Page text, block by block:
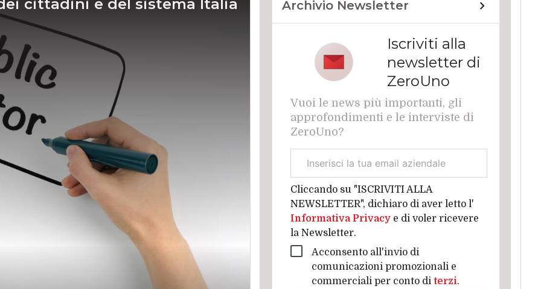
cittadini e del sistema Italia Archivio Newsletter
Iscriviti alla
newsletter di
ZeroUno
Vuoi le news più importanti, gli
approfondimenti e le interviste di
ZeroUno?
aziendale
Cliccando su "ISCRIVITI ALLA
NEWSLETTER", dichiaro di aver letto l'
Informativa Privacy e di voler ricevere
la Newsletter.
Acconsento all'invio di
comunicazioni promozionali e
commerciali per conto di terzi.